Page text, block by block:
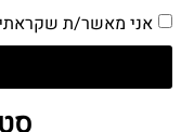
אני מאשר/ת